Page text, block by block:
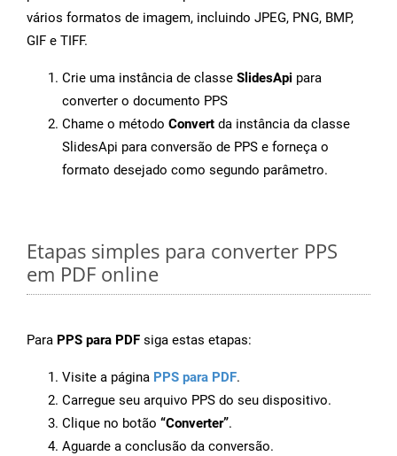
vários formatos de imagem, incluindo JPEG, PNG, BMP,
GIF e TIFF.
Crie uma instância de classe SlidesApi para
converter o documento PPS
Chame o método Convert da instância da classe
SlidesApi para conversão de PPS e forneça o
formato desejado como segundo parâmetro.
Etapas simples para converter PPS
em PDF online
Para PPS para PDF siga estas etapas:
Visite a página PPS para PDF.
Carregue seu arquivo PPS do seu dispositivo.
Clique no botão “Converter”.
Aguarde a conclusão da conversão.